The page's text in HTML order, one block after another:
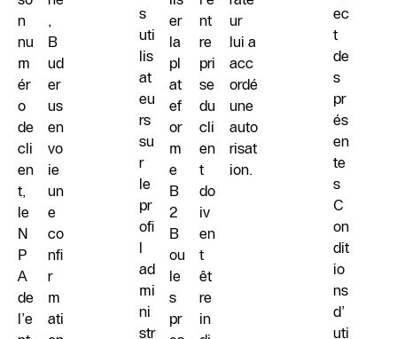
n
nu
m
ér
o
de
cli
en
t,
le
N
P
A
de
l’e
,
B
ud
er
us
en
vo
ie
un
e
co
nfi
r
m
ati
s
uti
lis
at
eu
rs
su
r
le
pr
ofi
l
ad
mi
ni
str
er
la
pl
at
ef
or
m
e
B
2
B
ou
le
s
pr
nt
re
pri
se
du
cli
en
t
do
iv
en
t
êt
re
in
ur
lui a
acc
ordé
une
auto
risat
ion.
ec
t
de
s
pr
és
en
te
s
C
on
dit
io
ns
d’
uti